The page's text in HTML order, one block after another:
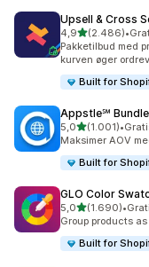
Upsell & Cross
4,9ud af 5 stjerner
(2.486)
2486 •
Pakketilbud med
kurven øger
Built for
Appstle℠
5,0ud af 5 stjerner
(1.001)
1001 anmeldelser
•
Maksimer AOV
Built for
GLO Color
5,0ud af 5 stjerner
(1.690)
1690 •
Group products
Built for